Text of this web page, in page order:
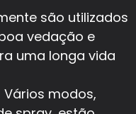
são utilizados
vedação e
uma longa vida
modos,